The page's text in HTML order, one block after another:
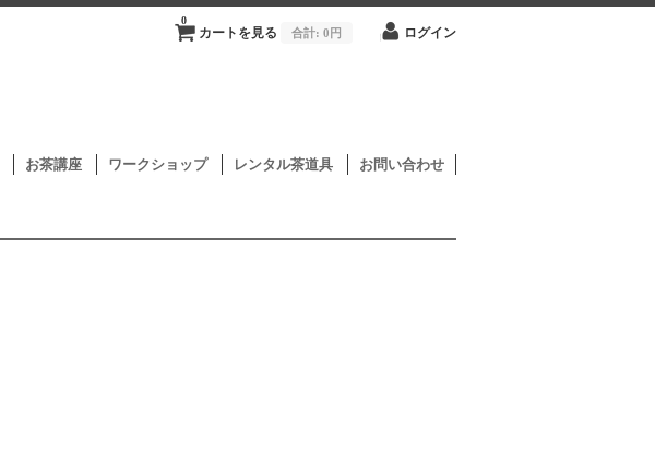
カートを見る
0
合計: 0円 ログイン
お茶講座 ワークショップ レンタル茶道具 お問い合わせ